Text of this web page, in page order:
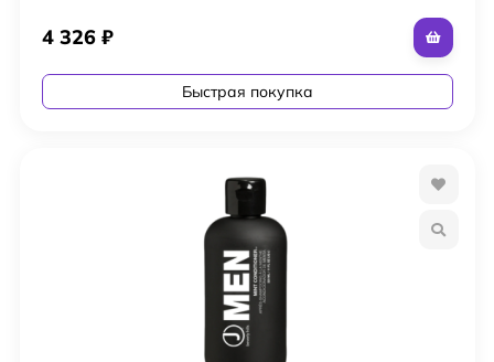
4 326 ₽
Быстрая покупка